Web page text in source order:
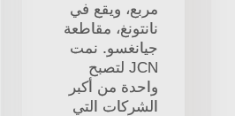
مربع، ويقع في
نانتونغ، مقاطعة
جيانغسو. نمت
JCN لتصبح
واحدة من أكبر
الشركات التي